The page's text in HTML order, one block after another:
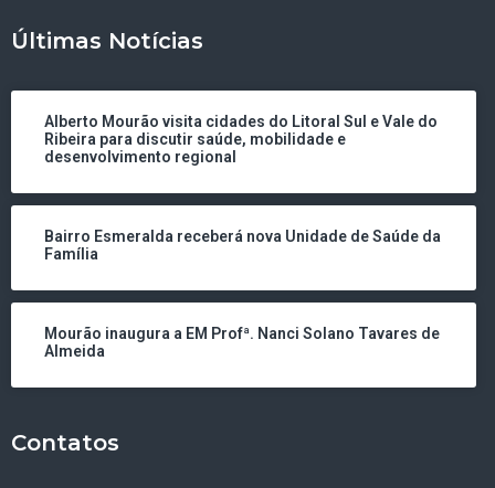
Últimas Notícias
Alberto Mourão visita cidades do Litoral Sul e Vale do
Ribeira para discutir saúde, mobilidade e
desenvolvimento regional
Bairro Esmeralda receberá nova Unidade de Saúde da
Família
Mourão inaugura a EM Profª. Nanci Solano Tavares de
Almeida
Contatos